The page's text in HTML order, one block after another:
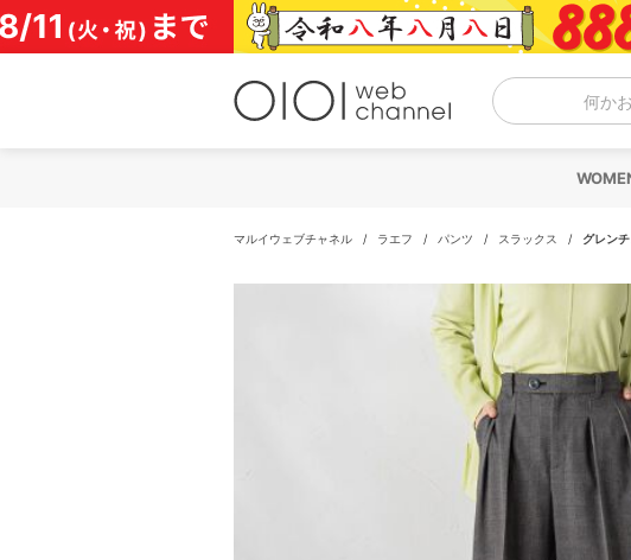
コ
ン
テ
何か
マルイウェブチャネル / ラエフ / パンツ / スラックス / グレン